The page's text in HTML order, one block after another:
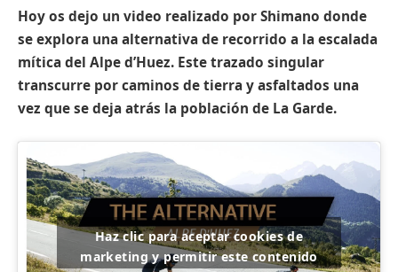
Hoy os dejo un video realizado por Shimano donde
se explora una alternativa de recorrido a la escalada
mítica del Alpe d’Huez. Este trazado singular
transcurre por caminos de tierra y asfaltados una
vez que se deja atrás la población de La Garde.
Haz clic para aceptar cookies de
marketing y permitir este contenido